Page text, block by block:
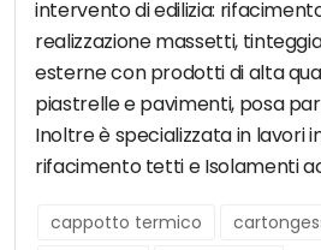
intervento di edilizia:
realizzazione massetti,
esterne con prodotti di alta
piastrelle e pavimenti, posa
Inoltre è specializzata in lavori
rifacimento tetti e Isolamenti
cappotto termico